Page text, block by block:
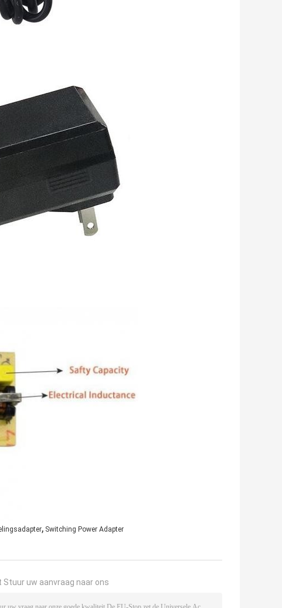
, Switching Power Adapter
Stuur uw aanvraag naar ons